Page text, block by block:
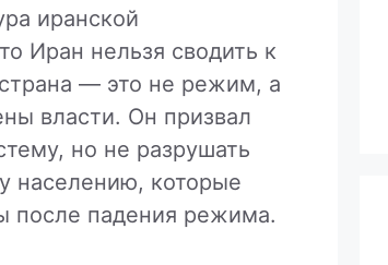
иранской
Иран нельзя сводить к
— это не режим, а
власти. Он призвал
но не разрушать
населению, которые
после падения режима.